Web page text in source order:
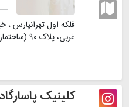
غربی، پلاک ۹۰ (ساختمان رویال)، طبقه ۳، واحد ۸
کلینیک پاسارگاد